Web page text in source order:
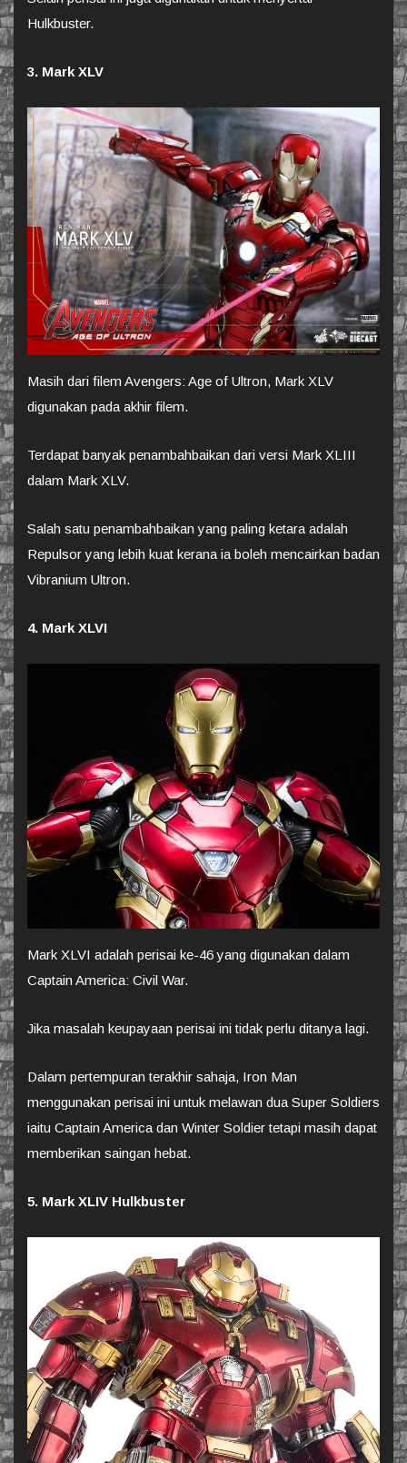
Hulkbuster.
3. Mark XLV
Masih dari filem Avengers: Age of Ultron, Mark XLV
digunakan pada akhir filem.
Terdapat banyak penambahbaikan dari versi Mark XLIII
dalam Mark XLV.
Salah satu penambahbaikan yang paling ketara adalah
Repulsor yang lebih kuat kerana ia boleh mencairkan badan
Vibranium Ultron.
4. Mark XLVI
Mark XLVI adalah perisai ke-46 yang digunakan dalam
Captain America: Civil War.
Jika masalah keupayaan perisai ini tidak perlu ditanya lagi.
Dalam pertempuran terakhir sahaja, Iron Man
menggunakan perisai ini untuk melawan dua Super Soldiers
iaitu Captain America dan Winter Soldier tetapi masih dapat
memberikan saingan hebat.
5. Mark XLIV Hulkbuster